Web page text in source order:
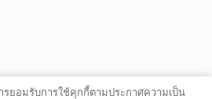
รยอมรับการใช้คุกกี้ตามประกาศความเป็น